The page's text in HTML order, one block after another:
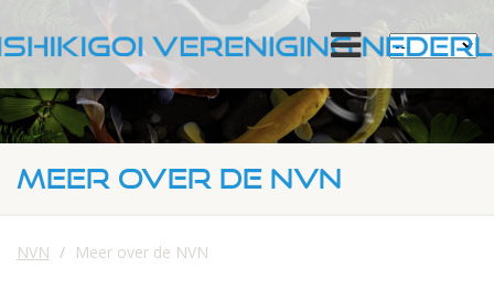
MEER OVER DE NVN
NVN Meer over de NVN